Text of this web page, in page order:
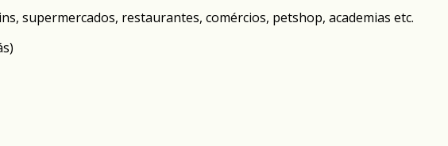
supermercados, restaurantes, comércios, petshop, academias etc.